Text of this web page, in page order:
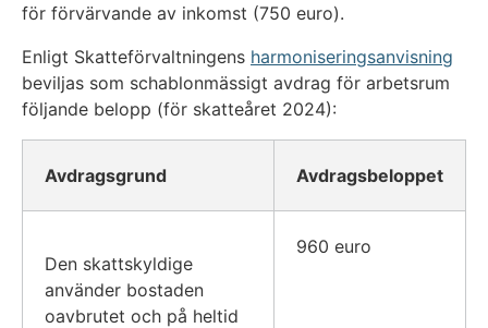
för förvärvande av inkomst (750 euro).
Enligt Skatteförvaltningens harmoniseringsanvisning
beviljas som schablonmässigt avdrag för arbetsrum
följande belopp (för skatteåret 2024):
Avdragsgrund Avdragsbeloppet
Den skattskyldige
använder bostaden
oavbrutet och på heltid
960 euro